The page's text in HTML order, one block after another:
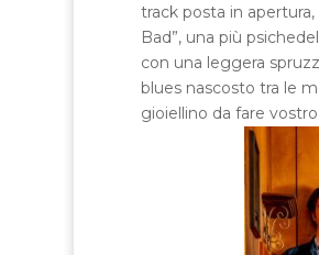
track posta in
Bad”, una più
con una leggera
blues nascosto tra le
gioiellino da fare